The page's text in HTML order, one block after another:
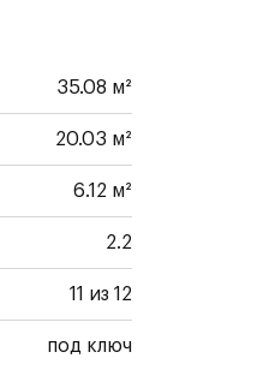
35.08 м²
20.03 м²
6.12 м²
2.2
11 из 12
под ключ